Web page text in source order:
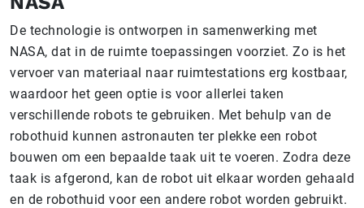
De technologie is ontworpen in samenwerking met
NASA, dat in de ruimte toepassingen voorziet. Zo is het
vervoer van materiaal naar ruimtestations erg kostbaar,
waardoor het geen optie is voor allerlei taken
verschillende robots te gebruiken. Met behulp van de
robothuid kunnen astronauten ter plekke een robot
bouwen om een bepaalde taak uit te voeren. Zodra deze
taak is afgerond, kan de robot uit elkaar worden gehaald
en de robothuid voor een andere robot worden gebruikt.